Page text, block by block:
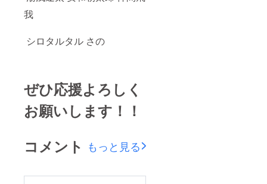
我
シロタルタル さの
ぜひ応援よろしく
お願いします！！
コメント もっと見る